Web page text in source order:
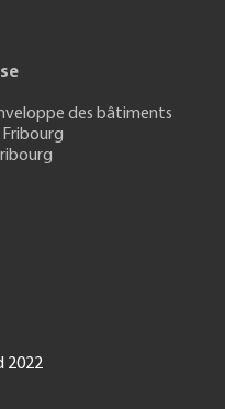
des bâtiments
2022